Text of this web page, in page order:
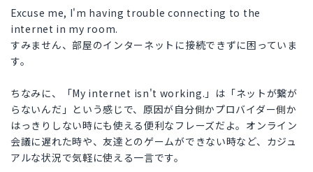
Excuse me, I'm having trouble connecting to the
internet in my room.
すみません、部屋のインターネットに接続できずに困っていま
す。
ちなみに、「My internet isn't working.」は「ネットが繋が
らないんだ」という感じで、原因が自分側かプロバイダー側か
はっきりしない時にも使える便利なフレーズだよ。オンライン
会議に遅れた時や、友達とのゲームができない時など、カジュ
アルな状況で気軽に使える一言です。